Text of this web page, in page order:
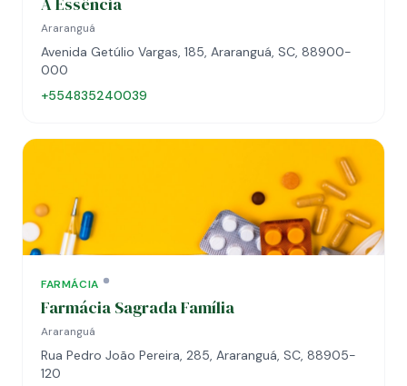
Araranguá
Avenida Getúlio Vargas, 185, Araranguá, SC, 88900-
000
+554835240039
FARMÁCIA
Farmácia Sagrada Família
Araranguá
Rua Pedro João Pereira, 285, Araranguá, SC, 88905-
120